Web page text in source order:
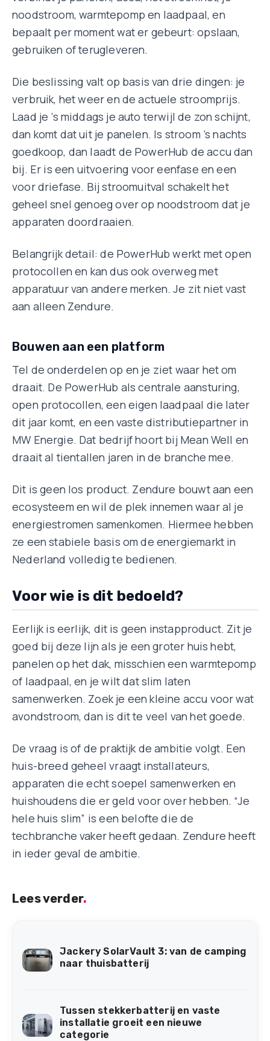
noodstroom, warmtepomp en laadpaal, en
bepaalt per moment wat er gebeurt: opslaan,
gebruiken of terugleveren.
Die beslissing valt op basis van drie dingen: je
verbruik, het weer en de actuele stroomprijs.
Laad je ’s middags je auto terwijl de zon schijnt,
dan komt dat uit je panelen. Is stroom ’s nachts
goedkoop, dan laadt de PowerHub de accu dan
bij. Er is een uitvoering voor eenfase en een
voor driefase. Bij stroomuitval schakelt het
geheel snel genoeg over op noodstroom dat je
apparaten doordraaien.
Belangrijk detail: de PowerHub werkt met open
protocollen en kan dus ook overweg met
apparatuur van andere merken. Je zit niet vast
aan alleen Zendure.
Bouwen aan een platform
Tel de onderdelen op en je ziet waar het om
draait. De PowerHub als centrale aansturing,
open protocollen, een eigen laadpaal die later
dit jaar komt, en een vaste distributiepartner in
MW Energie. Dat bedrijf hoort bij Mean Well en
draait al tientallen jaren in de branche mee.
Dit is geen los product. Zendure bouwt aan een
ecosysteem en wil de plek innemen waar al je
energiestromen samenkomen. Hiermee hebben
ze een stabiele basis om de energiemarkt in
Nederland volledig te bedienen.
Voor wie is dit bedoeld?
Eerlijk is eerlijk, dit is geen instapproduct. Zit je
goed bij deze lijn als je een groter huis hebt,
panelen op het dak, misschien een warmtepomp
of laadpaal, en je wilt dat slim laten
samenwerken. Zoek je een kleine accu voor wat
avondstroom, dan is dit te veel van het goede.
De vraag is of de praktijk de ambitie volgt. Een
huis-breed geheel vraagt installateurs,
apparaten die echt soepel samenwerken en
huishoudens die er geld voor over hebben. “Je
hele huis slim” is een belofte die de
techbranche vaker heeft gedaan. Zendure heeft
in ieder geval de ambitie.
Lees verder.
Jackery SolarVault 3: van de camping
naar thuisbatterij
Tussen stekkerbatterij en vaste
installatie groeit een nieuwe
categorie